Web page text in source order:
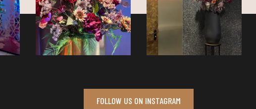
FOLLOW US ON INSTAGRAM